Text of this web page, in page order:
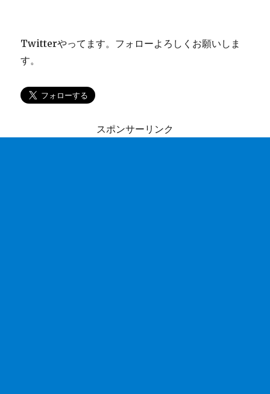
Twitterやってます。フォローよろしくお願いしま
す。
スポンサーリンク